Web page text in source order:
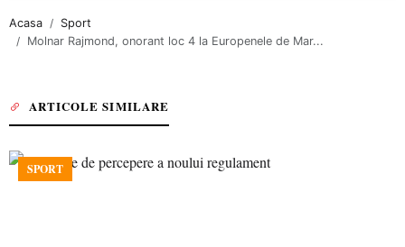
Acasa
Sport
Molnar Rajmond, onorant loc 4 la Europenele de Mar...
ARTICOLE SIMILARE
SPORT